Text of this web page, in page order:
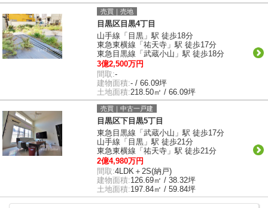
売買｜売地
目黒区目黒4丁目
山手線「目黒」駅 徒歩18分
東急東横線「祐天寺」駅 徒歩17分
東急目黒線「武蔵小山」駅 徒歩18分
3億2,500万円
間取:-
建物面積:- / 66.09坪
土地面積:218.50㎡ / 66.09坪
売買｜中古一戸建
目黒区下目黒5丁目
東急目黒線「武蔵小山」駅 徒歩17分
山手線「目黒」駅 徒歩21分
東急東横線「祐天寺」駅 徒歩21分
2億4,980万円
間取:4LDK＋2S(納戸)
建物面積:126.69㎡ / 38.32坪
土地面積:197.84㎡ / 59.84坪